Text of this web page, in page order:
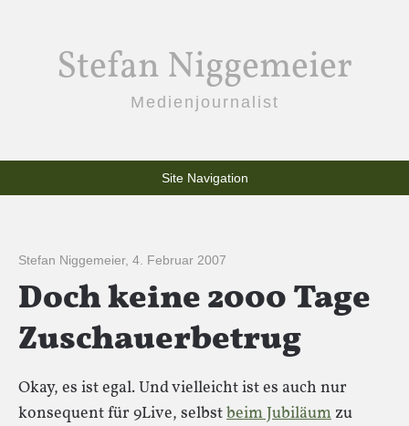
Stefan Niggemeier
Medienjournalist
Site Navigation
Stefan Niggemeier, 4. Februar 2007
Doch keine 2000 Tage
Zuschauerbetrug
Okay, es ist egal. Und vielleicht ist es auch nur
konsequent für 9Live, selbstbeim Jubiläum zu